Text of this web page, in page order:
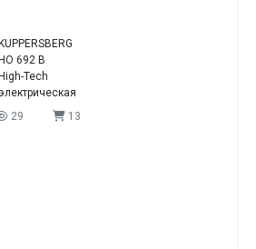
KUPPERSBERG
HO 692 B
High-Tech
электрическая
29 13